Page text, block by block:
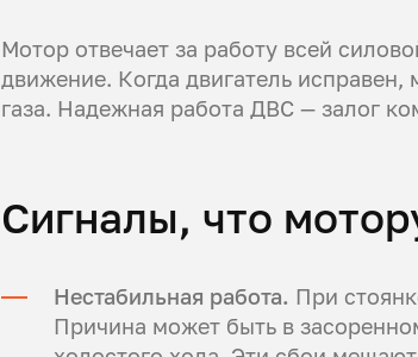
Мотор отвечает за работу всей
движение. Когда двигатель
газа. Надежная работа ДВС — залог
Сигналы, что
Нестабильная работа. При
Причина может быть в